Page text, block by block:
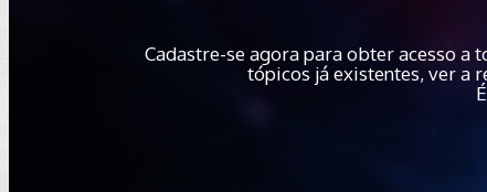
Cadastre-se agora para obter acesso a
tópicos já existentes, ver a